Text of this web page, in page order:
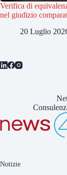
Verifica di
nel giudizio
20 Luglio
Notizie